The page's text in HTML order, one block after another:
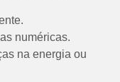
numéricas.
na energia ou